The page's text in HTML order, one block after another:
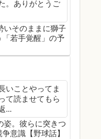
。ありがとうご
いそのままに獅子
「若手覚醒」の予
いことやってま
て読ませてもら
...
姿。彼らに突きつ
意識【野球話】